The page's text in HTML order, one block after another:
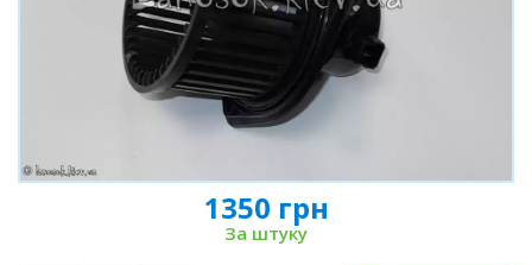
1350 грн
За штуку